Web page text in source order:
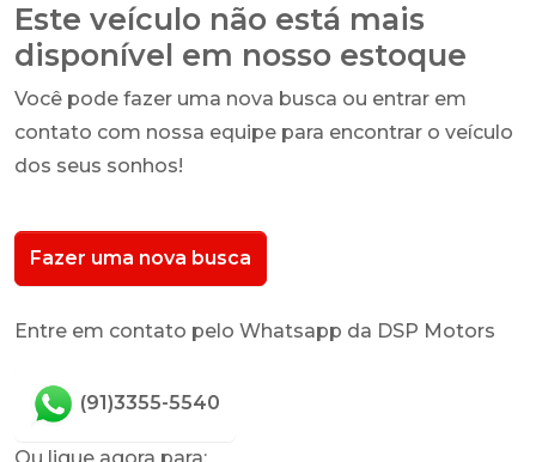
Este veículo não está mais
disponível em nosso estoque
Você pode fazer uma nova busca ou entrar em
contato com nossa equipe para encontrar o veículo
dos seus sonhos!
Fazer uma nova busca
Entre em contato pelo Whatsapp da DSP Motors
(91)3355-5540